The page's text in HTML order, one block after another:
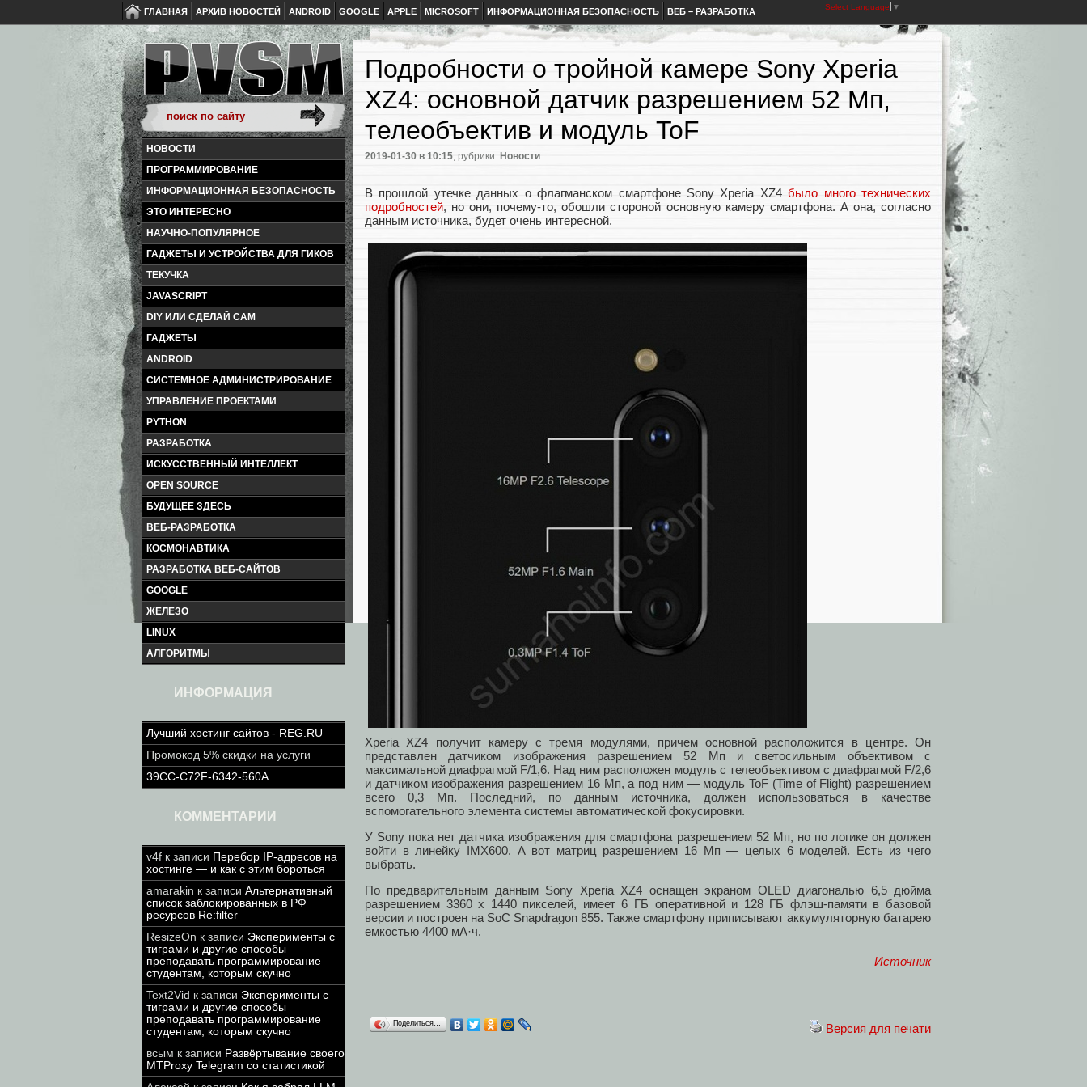
ГЛАВНАЯ АРХИВ НОВОСТЕЙ ANDROID GOOGLE APPLE MICROSOFT ИНФОРМАЦИОННАЯ БЕЗОПАСНОСТЬ ВЕБ – РАЗРАБОТКА Select Language ▼
НОВОСТИ
ПРОГРАММИРОВАНИЕ
ИНФОРМАЦИОННАЯ БЕЗОПАСНОСТЬ
ЭТО ИНТЕРЕСНО
НАУЧНО-ПОПУЛЯРНОЕ
ГАДЖЕТЫ И УСТРОЙСТВА ДЛЯ ГИКОВ
ТЕКУЧКА
JAVASCRIPT
DIY ИЛИ СДЕЛАЙ САМ
ГАДЖЕТЫ
ANDROID
СИСТЕМНОЕ АДМИНИСТРИРОВАНИЕ
УПРАВЛЕНИЕ ПРОЕКТАМИ
PYTHON
РАЗРАБОТКА
ИСКУССТВЕННЫЙ ИНТЕЛЛЕКТ
OPEN SOURCE
БУДУЩЕЕ ЗДЕСЬ
ВЕБ-РАЗРАБОТКА
КОСМОНАВТИКА
РАЗРАБОТКА ВЕБ-САЙТОВ
GOOGLE
ЖЕЛЕЗО
LINUX
АЛГОРИТМЫ
ИНФОРМАЦИЯ
Лучший хостинг сайтов - REG.RU
Промокод 5% скидки на услуги
39CC-C72F-6342-560A
КОММЕНТАРИИ
v4f к записи Перебор IP-адресов на
хостинге — и как с этим бороться
amarakin к записи Альтернативный
список заблокированных в РФ
ресурсов Re:filter
ResizeOn к записи Эксперименты с
тиграми и другие способы
преподавать программирование
студентам, которым скучно
Text2Vid к записи Эксперименты с
тиграми и другие способы
преподавать программирование
студентам, которым скучно
всым к записи Развёртывание своего
MTProxy Telegram со статистикой
Подробности о тройной камере Sony Xperia
XZ4: основной датчик разрешением 52 Мп,
телеобъектив и модуль ToF
2019-01-30 в 10:15, рубрики: Новости
В прошлой утечке данных о флагманском смартфоне Sony Xperia XZ4было много технических
подробностей, но они, почему-то, обошли стороной основную камеру смартфона. А она, согласно
данным источника, будет очень интересной.
Xperia XZ4 получит камеру с тремя модулями, причем основной расположится в центре. Он
представлен датчиком изображения разрешением 52 Мп и светосильным объективом с
максимальной диафрагмой F/1,6. Над ним расположен модуль с телеобъективом с диафрагмой F/2,6
и датчиком изображения разрешением 16 Мп, а под ним — модуль ToF (Time of Flight) разрешением
всего 0,3 Мп. Последний, по данным источника, должен использоваться в качестве
вспомогательного элемента системы автоматической фокусировки.
У Sony пока нет датчика изображения для смартфона разрешением 52 Мп, но по логике он должен
войти в линейку IMX600. А вот матриц разрешением 16 Мп — целых 6 моделей. Есть из чего
выбрать.
По предварительным данным Sony Xperia XZ4 оснащен экраном OLED диагональю 6,5 дюйма
разрешением 3360 х 1440 пикселей, имеет 6 ГБ оперативной и 128 ГБ флэш-памяти в базовой
версии и построен на SoC Snapdragon 855. Также смартфону приписывают аккумуляторную батарею
емкостью 4400 мА·ч.
Источник
Версия для печати
Поделиться…